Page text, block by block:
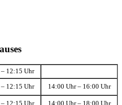
12:15 Uhr
12:15 Uhr 14:00 Uhr – 16:00 Uhr